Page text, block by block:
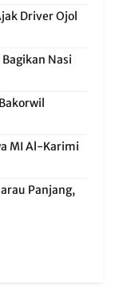
Driver Ojol
Nasi
MI Al-Karimi
Panjang,